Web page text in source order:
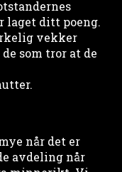
laget ditt poeng.
vekker
som tror at de
når det er
avdeling når